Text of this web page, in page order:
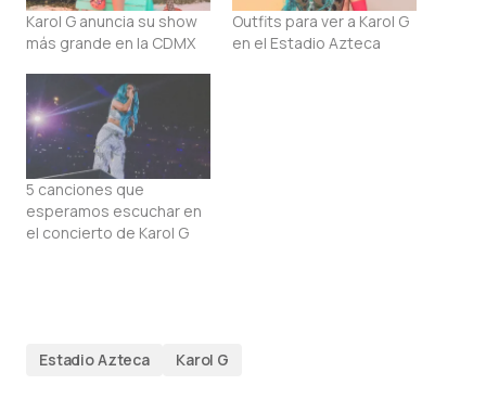
Karol G anuncia su show
más grande en la CDMX
Outfits para ver a Karol G
en el Estadio Azteca
5 canciones que
esperamos escuchar en
el concierto de Karol G
Estadio Azteca Karol G